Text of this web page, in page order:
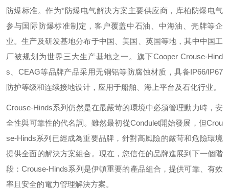
防爆标准。作为*防爆电气解决方案主要供应商，库柏防爆电气
参与国际防爆标准制定，客户覆盖中石油、中海油、壳牌等企
业。生产及研发基地分布于中国、美国、英国等地，其中中国工
厂被规划为世界三大生产基地之一。旗下Cooper Crouse-Hind
s
CEAG等品牌产品采用无铜铝等防腐蚀材质，具备IP66/IP67
防护等级和连续接地设计，应用于船舶、海上平台及石化行业。
Crouse-Hinds系列仍然是在最嚴苛的環境中必須管理動力時，安
全性與可靠性的代名詞。雖然最初從Condulet開始發展，但Crou
se-Hinds系列已經成為重要品牌，針對高風險的嚴苛和危險環境
提供全面的解決方案組合。現在，您信任的品牌進展到下一個階
段：Crouse-Hinds系列是伊頓重要的產品組合，提供可靠、有效
率且安全的電力管理解決方案。